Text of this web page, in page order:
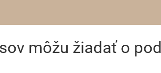
môžu žiadať o